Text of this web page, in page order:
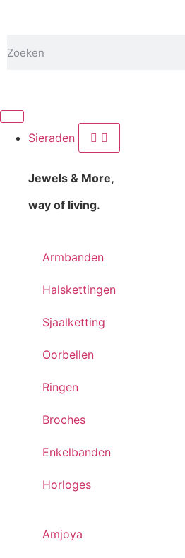
Sieraden
Jewels & More,
way of living.
Armbanden
Halskettingen
Sjaalketting
Oorbellen
Ringen
Broches
Enkelbanden
Horloges
Amjoya